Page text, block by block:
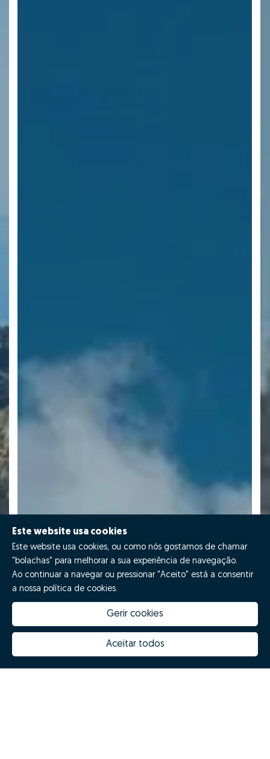
Este website usa cookies
Este website usa cookies, ou como nós gostamos de chamar
"bolachas" para melhorar a sua experiência de navegação.
Ao continuar a navegar ou pressionar "Aceito" está a consentir
a nossa política de cookies.
Gerir cookies
Aceitar todos